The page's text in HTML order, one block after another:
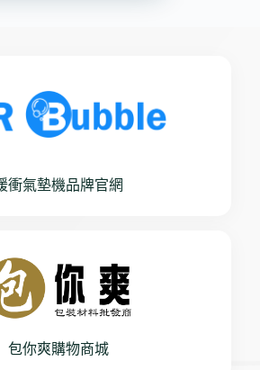
衝氣墊機品牌官網
包你爽購物商城